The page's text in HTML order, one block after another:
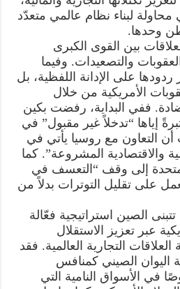
لبناء نظام عالمي متعدّد
وحدها.
بين القوى الكبرى
والتصعيدات. وفيما
على الإدانة اللفظية، بل
الأمريكية من خلال
ففي البداية، رفضت بكين
إياها “تدخلاً غير مقبول” في
أن التعاون مع روسيا يأتي في
والاقتصادية المشروعة”. كما
إلى وقف “التعسف في
على تقليل التوترات بدلاً من
الصين استراتيجية فعّالة
عبر تعزيز الاستقلال
التجارية العالمية. فقد
الصيني كمنافس
في الأسواق النامية التي